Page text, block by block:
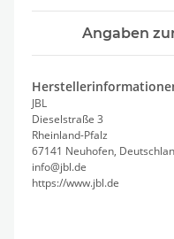
Angaben
JBL
Dieselstraße 3
Rheinland-Pfalz
67141 Neuhofen,
info@jbl.de
https://www.jbl.de